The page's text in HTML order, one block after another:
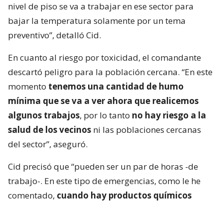
nivel de piso se va a trabajar en ese sector para
bajar la temperatura solamente por un tema
preventivo”, detalló Cid.
En cuanto al riesgo por toxicidad, el comandante
descartó peligro para la población cercana. “En este
momento tenemos una cantidad de humo
mínima que se va a ver ahora que realicemos
algunos trabajos, por lo tanto no hay riesgo a la
salud de los vecinos ni las poblaciones cercanas
del sector”, aseguró.
Cid precisó que “pueden ser un par de horas -de
trabajo-. En este tipo de emergencias, como le he
comentado, cuando hay productos químicos